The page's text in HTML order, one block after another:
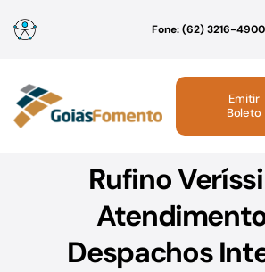
para
conteúdo
Fone: (62) 3216-4900
Institucional
Linhas de Crédito
Emitir
Boleto
Rufino
Despachos